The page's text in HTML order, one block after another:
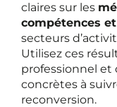
claires sur les
compétences
secteurs
Utilisez ces
professionnel et
concrètes à
reconversion.